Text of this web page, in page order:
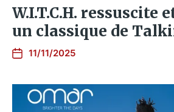
W.I.T.C.H. ressuscite
un classique de
11/11/2025